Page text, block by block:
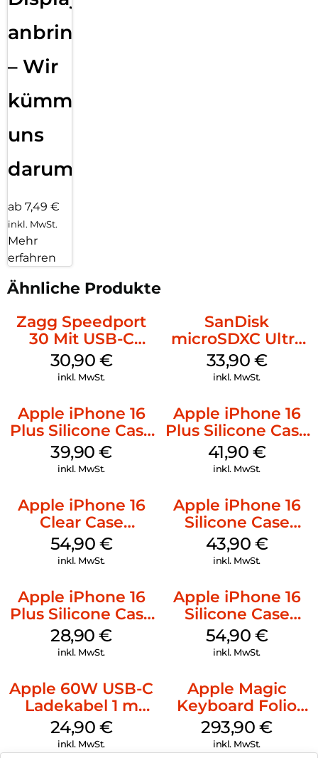
anbringen
– Wir
kümmern
uns
darum!
ab 7,49 €
inkl. MwSt.
Mehr
erfahren
Ähnliche Produkte
Zagg Speedport
30 Mit USB-C
Kabel Weiß
30,90 €
inkl. MwSt.
SanDisk
microSDXC Ultra
128 GB + Adapter
Mobile
33,90 €
inkl. MwSt.
Apple iPhone 16
Plus Silicone Case
MagSafe Plum
39,90€
inkl. MwSt.
Apple iPhone 16
Plus Silicone Case
MagSafe Stone
Gray
41,90 €
inkl. MwSt.
Apple iPhone 16
Clear Case
MagSafe
Transparent
54,90 €
inkl. MwSt.
Apple iPhone 16
Silicone Case
MagSafe Plum
43,90 €
inkl. MwSt.
Apple iPhone 16
Plus Silicone Case
MagSafe Black
28,90€
inkl. MwSt.
Apple iPhone 16
Silicone Case
MagSafe Lake
Green
54,90 €
inkl. MwSt.
Apple 60W USB-C
Ladekabel 1 m
Weiß
24,90 €
inkl. MwSt.
Apple Magic
Keyboard Folio
iPad 10.9″ (10.Gen.)
Weiß
293,90€
inkl. MwSt.